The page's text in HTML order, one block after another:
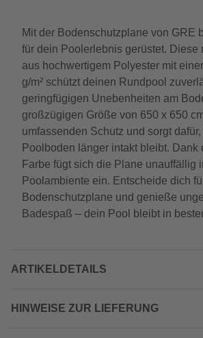
Mit der Bodenschutzplane von GRE
für dein Poolerlebnis gerüstet. Diese
aus hochwertigem Polyester mit
g/m² schützt deinen Rundpool
geringfügigen Unebenheiten am
großzügigen Größe von 650 x 650
umfassenden Schutz und sorgt
Poolboden länger intakt bleibt. Dank
Farbe fügt sich die Plane unauffällig
Poolambiente ein. Entscheide dich
Bodenschutzplane und genieße
Badespaß – dein Pool bleibt in
ARTIKELDETAILS
HINWEISE ZUR LIEFERUNG